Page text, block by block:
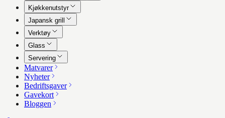
Kjøkkenutstyr
Japansk grill
Verktøy
Glass
Servering
Matvarer
Nyheter
Bedriftsgaver
Gavekort
Bloggen